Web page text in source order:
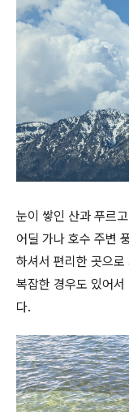
눈이 쌓인 산과 푸르
어딜 가나 호수 주변
하셔서 편리한 곳으로
복잡한 경우도 있어서
다.